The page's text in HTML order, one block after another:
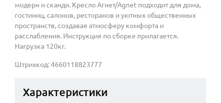
модерн и сканди. Кресло Агнет/Agnet подходит для дома,
гостиниц, салонов, ресторанов и уютных общественных
пространств, создавая атмосферу комфорта и
расслабления. Инструкция по сборке прилагается.
Нагрузка 120кг.
Штрихкод: 4660118823777
Характеристики